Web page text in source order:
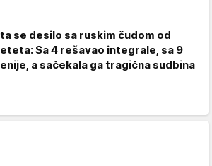
se desilo sa ruskim čudom od
Sa 4 rešavao integrale, sa 9
a sačekala ga tragična sudbina